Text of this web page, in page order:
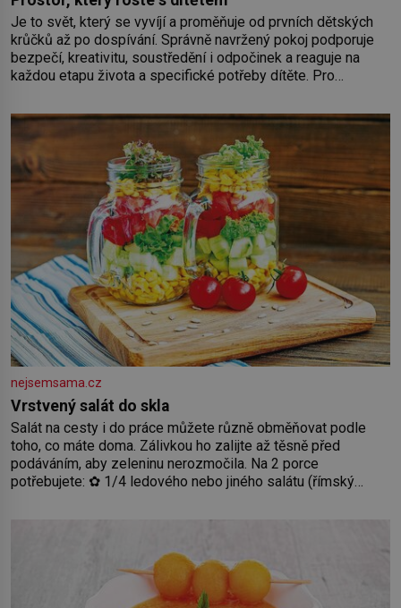
Je to svět, který se vyvíjí a proměňuje od prvních dětských
krůčků až po dospívání. Správně navržený pokoj podporuje
bezpečí, kreativitu, soustředění i odpočinek a reaguje na
každou etapu života a specifické potřeby dítěte. Pro
by pokoj miminka měl působit především klidně a útulně.
nejsemsama.cz
Vrstvený salát do skla
Salát na cesty i do práce můžete různě obměňovat podle
toho, co máte doma. Zálivkou ho zalijte až těsně před
podáváním, aby zeleninu nerozmočila. Na 2 porce
potřebujete: ✿ 1/4 ledového nebo jiného salátu (římský
2 rajčata Zálivka: ✿ 4 lžíce olivového oleje ✿ 1 lžíci citronové